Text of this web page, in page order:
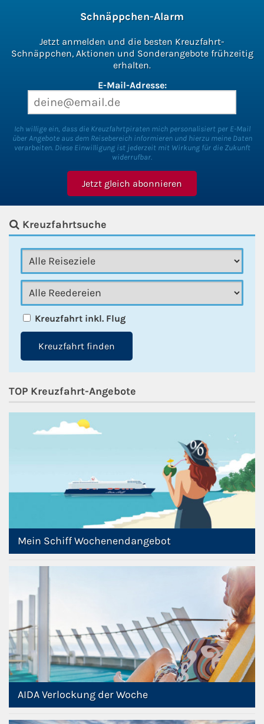
Schnäppchen-Alarm
Jetzt anmelden und die besten Kreuzfahrt-
Schnäppchen, Aktionen und Sonderangebote frühzeitig
erhalten.
E-Mail-Adresse:
Ich willige ein, dass die Kreuzfahrtpiraten mich personalisiert per E-Mail
über Angebote aus dem Reisebereich informieren und hierzu meine Daten
verarbeiten. Diese Einwilligung ist jederzeit mit Wirkung für die Zukunft
widerrufbar.
Kreuzfahrtsuche
Kreuzfahrt inkl. Flug
Kreuzfahrt finden
TOP Kreuzfahrt-Angebote
Mein Schiff Wochenendangebot
AIDA Verlockung der Woche